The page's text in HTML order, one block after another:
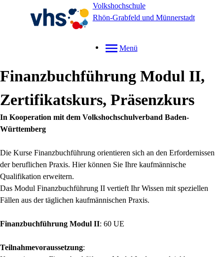
Volkshochschule
Rhön-Grabfeld und Münnerstadt
Menü
Finanzbuchführung Modul II,
Zertifikatskurs, Präsenzkurs
In Kooperation mit dem Volkshochschulverband Baden-
Württemberg
Die Kurse Finanzbuchführung orientieren sich an den Erfordernissen
der beruflichen Praxis. Hier können Sie Ihre kaufmännische
Qualifikation erweitern.
Das Modul Finanzbuchführung II vertieft Ihr Wissen mit speziellen
Fällen aus der täglichen kaufmännischen Praxis.
Finanzbuchführung Modul II: 60 UE
Teilnahmevoraussetzung: